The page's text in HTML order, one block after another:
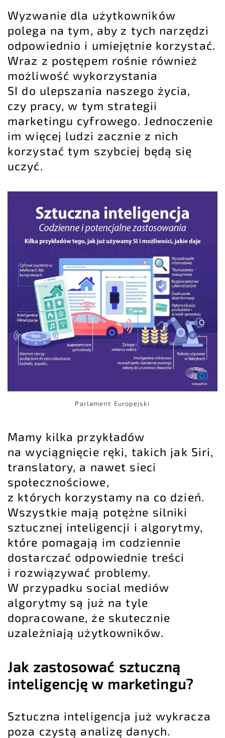
Wyzwanie dla użytkowników
polega na tym, aby z tych narzędzi
odpowiednio i umiejętnie korzystać.
Wraz z postępem rośnie również
możliwość wykorzystania
SI do ulepszania naszego życia,
czy pracy, w tym strategii
marketingu cyfrowego. Jednoczenie
im więcej ludzi zacznie z nich
korzystać tym szybciej będą się
uczyć.
Parlament Europejski
Mamy kilka przykładów
na wyciągnięcie ręki, takich jak Siri,
translatory, a nawet sieci
społecznościowe,
z których korzystamy na co dzień.
Wszystkie mają potężne silniki
sztucznej inteligencji i algorytmy,
które pomagają im codziennie
dostarczać odpowiednie treści
i rozwiązywać problemy.
W przypadku social mediów
algorytmy są już na tyle
dopracowane, że skutecznie
uzależniają użytkowników.
Jak zastosować sztuczną
inteligencję w marketingu?
Sztuczna inteligencja już wykracza
poza czystą analizę danych.